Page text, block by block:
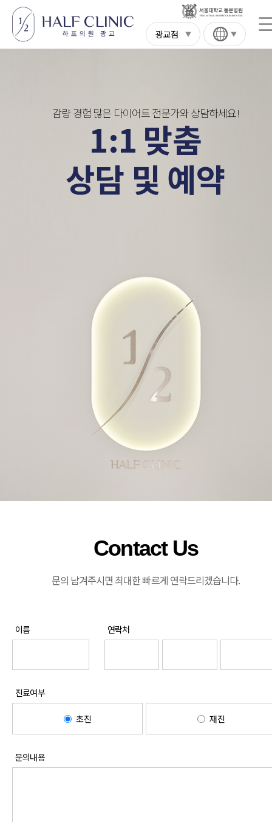
광교점
감량 경험 많은 다이어트 전문가와 상담하세요!
1:1 맞춤
상담 및 예약
Contact Us
문의 남겨주시면 최대한 빠르게 연락드리겠습니다.
이름 연락처
진료여부
초진 재진
문의내용